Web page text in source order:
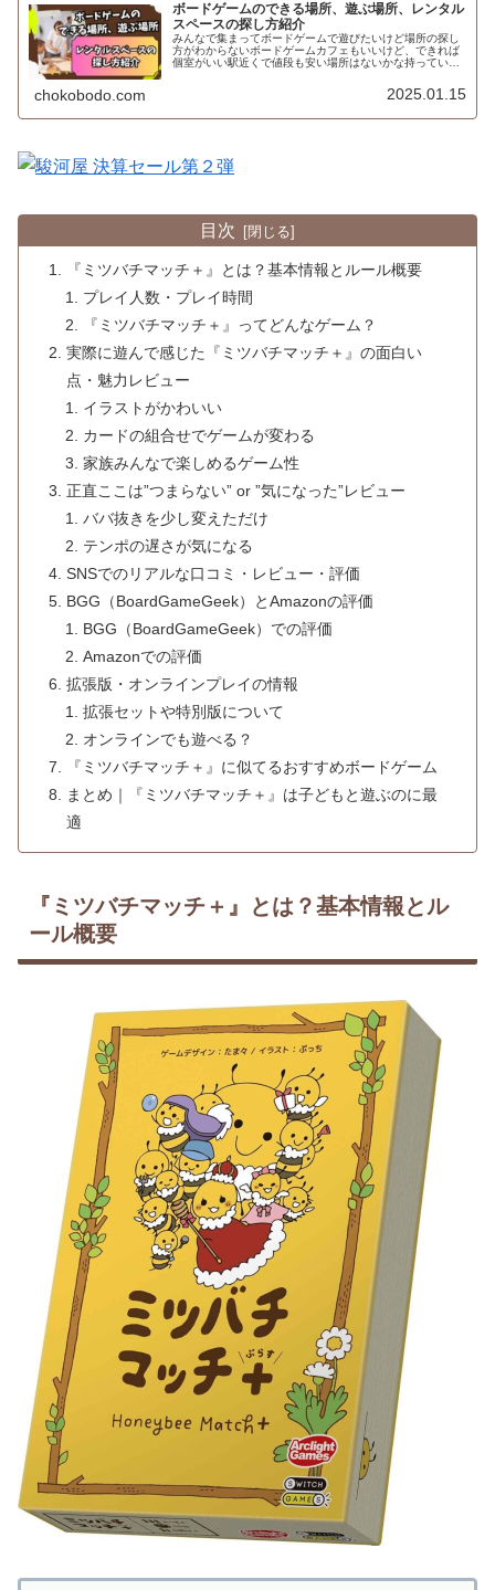
ボードゲームのできる場所、遊ぶ場所、レンタル
スペースの探し方紹介
みんなで集まってボードゲームで遊びたいけど場所の探し
方がわからないボードゲームカフェもいいけど、できれば
個室がいい駅近くで値段も安い場所はないかな持っている
chokobodo.com 2025.01.15
目次
『ミツバチマッチ＋』とは？基本情報とルール概要
プレイ人数・プレイ時間
『ミツバチマッチ＋』ってどんなゲーム？
実際に遊んで感じた『ミツバチマッチ＋』の面白い
点・魅力レビュー
イラストがかわいい
カードの組合せでゲームが変わる
家族みんなで楽しめるゲーム性
正直ここは”つまらない” or ”気になった”レビュー
ババ抜きを少し変えただけ
テンポの遅さが気になる
SNSでのリアルな口コミ・レビュー・評価
BGG（BoardGameGeek）とAmazonの評価
BGG（BoardGameGeek）での評価
Amazonでの評価
拡張版・オンラインプレイの情報
拡張セットや特別版について
オンラインでも遊べる？
『ミツバチマッチ＋』に似てるおすすめボードゲーム
まとめ｜『ミツバチマッチ＋』は子どもと遊ぶのに最
適
『ミツバチマッチ＋』とは？基本情報とル
ール概要